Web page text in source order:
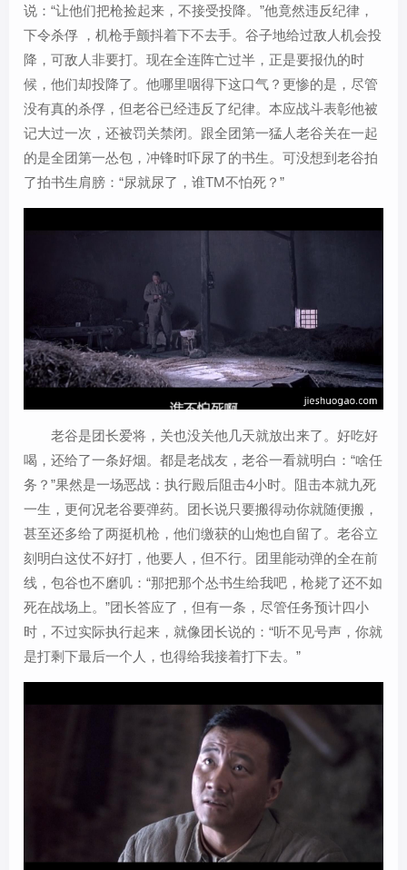
说：“让他们把枪捡起来，不接受投降。”他竟然违反纪律，
下令杀俘 ，机枪手颤抖着下不去手。谷子地给过敌人机会投
降，可敌人非要打。现在全连阵亡过半，正是要报仇的时
候，他们却投降了。他哪里咽得下这口气？更惨的是，尽管
没有真的杀俘，但老谷已经违反了纪律。本应战斗表彰他被
记大过一次，还被罚关禁闭。跟全团第一猛人老谷关在一起
的是全团第一怂包，冲锋时吓尿了的书生。可没想到老谷拍
了拍书生肩膀：“尿就尿了，谁TM不怕死？”
老谷是团长爱将，关也没关他几天就放出来了。好吃好
喝，还给了一条好烟。都是老战友，老谷一看就明白：“啥任
务？”果然是一场恶战：执行殿后阻击4小时。阻击本就九死
一生，更何况老谷要弹药。团长说只要搬得动你就随便搬，
甚至还多给了两挺机枪，他们缴获的山炮也自留了。老谷立
刻明白这仗不好打，他要人，但不行。团里能动弹的全在前
线，包谷也不磨叽：“那把那个怂书生给我吧，枪毙了还不如
死在战场上。”团长答应了，但有一条，尽管任务预计四小
时，不过实际执行起来，就像团长说的：“听不见号声，你就
是打剩下最后一个人，也得给我接着打下去。”